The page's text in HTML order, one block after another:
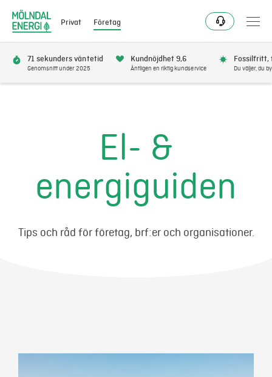
Privat Företag
Fjärrvärme & kyla
Energitjänster
Mer
71 sekunders väntetid
Genomsnitt under 2025
Kundnöjdhet 9,6
Äntligen en riktig kundservice
Fossilfritt,
Du väljer, du
El- &
energiguiden
Tips och råd för företag, brf:er och organisationer.